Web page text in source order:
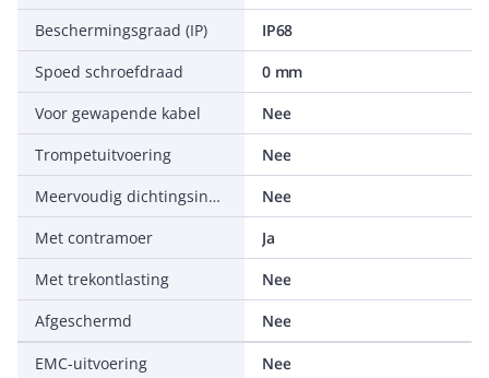
Beschermingsgraad (IP)
IP68
Spoed schroefdraad
0 mm
Voor gewapende kabel
Nee
Trompetuitvoering
Nee
Meervoudig dichtingsinzetstuk
Nee
Met contramoer
Ja
Met trekontlasting
Nee
Afgeschermd
Nee
EMC-uitvoering Nee